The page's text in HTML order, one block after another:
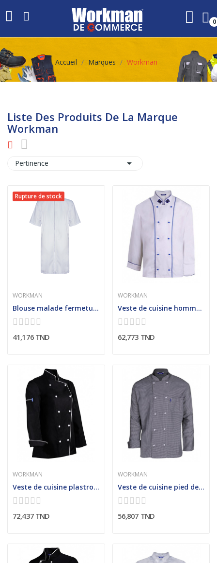
0
Accueil Marques Workman
Liste Des Produits De La Marque
Workman
Pertinence 
Rupture de stock
WORKMAN
Blouse malade fermeture avec boutons pressions
41,176 TND
WORKMAN
Veste de cuisine homme Manches longues
62,773 TND
WORKMAN
Veste de cuisine plastron double contrasté (Femme)
72,437 TND
WORKMAN
Veste de cuisine pied de poule
56,807 TND